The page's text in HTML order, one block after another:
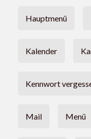
Hauptmenü
Kalender
Kennwort
Mail Menü